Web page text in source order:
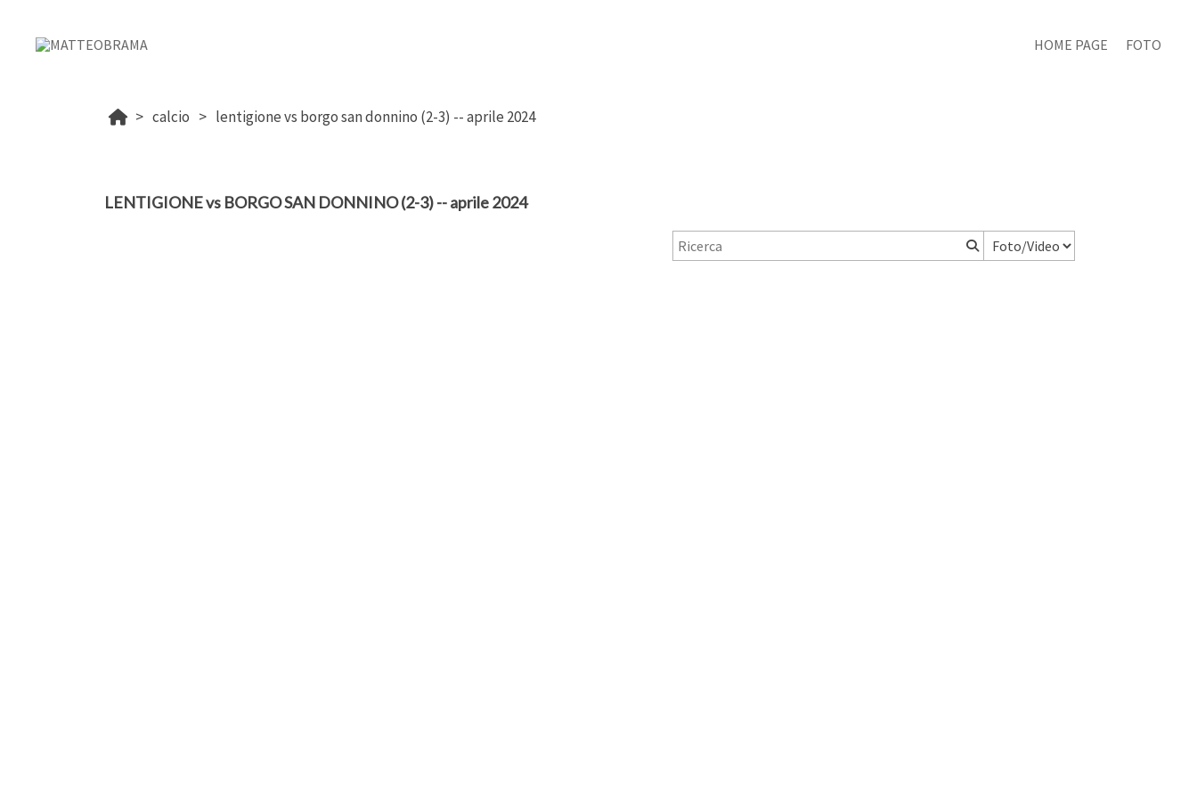
HOME PAGE FOTO
calcio lentigione vs borgo san donnino (2-3) -- aprile 2024
LENTIGIONE vs BORGO SAN DONNINO (2-3) -- aprile 2024